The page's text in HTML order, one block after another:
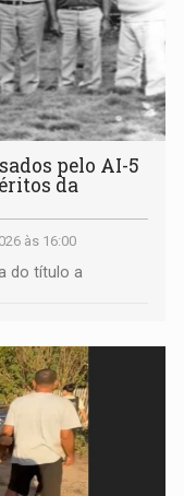
pelo AI-5
da
às 16:00
do título a